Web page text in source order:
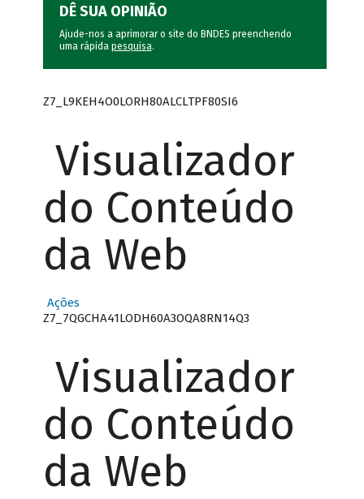
DÊ SUA OPINIÃO
Ajude-nos a aprimorar o site do BNDES preenchendo
uma rápida pesquisa.
Z7_L9KEH4O0LORH80ALCLTPF80SI6
Visualizador
do Conteúdo
da Web
Ações
Z7_7QGCHA41LODH60A3OQA8RN14Q3
Visualizador
do Conteúdo
da Web